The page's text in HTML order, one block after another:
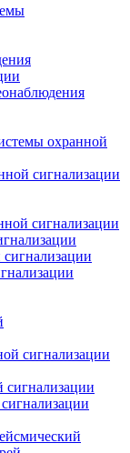
охранной
сигнализации
сигнализации
сигнализации
сигнализации